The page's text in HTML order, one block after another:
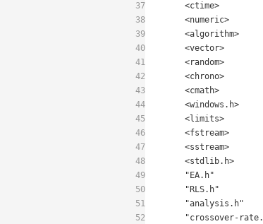
37
38
39
40
41
42
43
44
45
46
47
48
49
50
51
52
	<ctime>
	<numeric>
	<algorithm>
	<vector>
	<random>
	<chrono>
	<cmath>
	<windows.h>
	<limits>
	<fstream>
	<sstream>
	<stdlib.h>